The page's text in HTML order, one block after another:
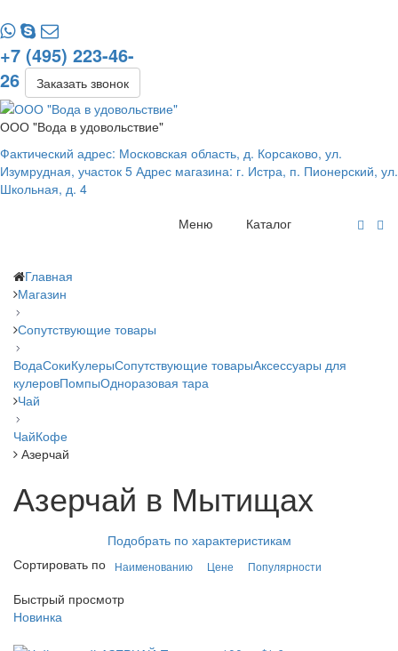
+7 (495) 223-46-
26
Заказать звонок
ООО "Вода в удовольствие"
Фактический адрес: Московская область, д. Корсаково, ул.
Изумрудная, участок 5 Адрес магазина: г. Истра, п. Пионерский, ул.
Школьная, д. 4
Каталог
Меню
Главная
Магазин
Сопутствующие товары
ВодаСокиКулерыСопутствующие товарыАксессуары для
кулеровПомпыОдноразовая тара
Чай
ЧайКофе
Азерчай
Азерчай в Мытищах
Подобрать по характеристикам
Сортировать по
Наименованию Цене Популярности
Быстрый просмотр
Новинка